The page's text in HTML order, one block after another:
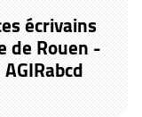
écrivains
de Rouen -